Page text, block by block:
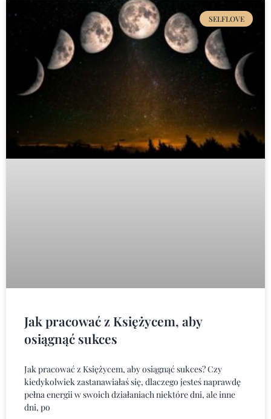
SELFLOVE
Jak pracować z Księżycem, aby
osiągnąć sukces
Jak pracować z Księżycem, aby osiągnąć sukces? Czy
kiedykolwiek zastanawiałaś się, dlaczego jesteś naprawdę
pełna energii w swoich działaniach niektóre dni, ale inne
dni, po